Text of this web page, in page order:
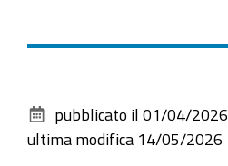
documento
pubblicato il 01/04/2026
ultima modifica 14/05/2026